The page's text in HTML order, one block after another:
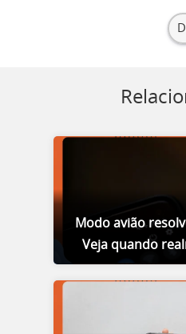
Modo avião
Veja quando